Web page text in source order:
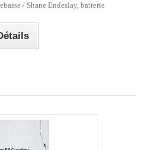
/ Shane Endeslay, batterie